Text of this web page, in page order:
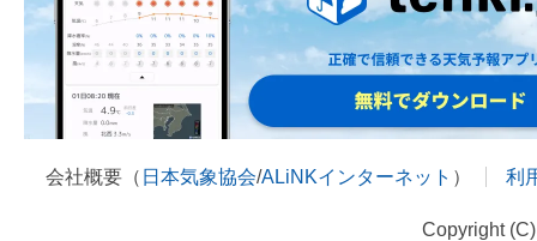
会社概要（ 日本気象協会/ALiNKインターネット ） 利
Copyright